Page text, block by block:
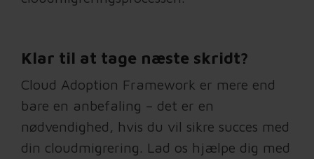
Klar til at tage næste skridt?
Cloud Adoption Framework er mere end
bare en anbefaling – det er en
nødvendighed, hvis du vil sikre succes med
din cloudmigrering. Lad os hjælpe dig med